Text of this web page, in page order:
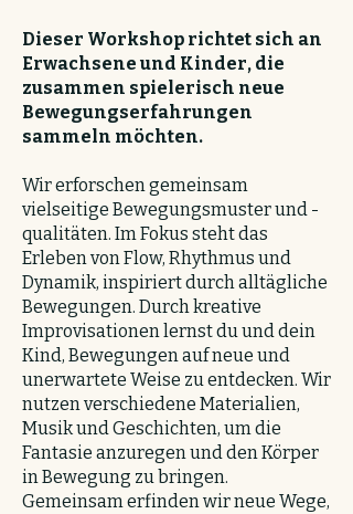
Dieser Workshop richtet sich an
Erwachsene und Kinder, die
zusammen spielerisch neue
Bewegungserfahrungen
sammeln möchten.
Wir erforschen gemeinsam
vielseitige Bewegungsmuster und -
qualitäten. Im Fokus steht das
Erleben von Flow, Rhythmus und
Dynamik, inspiriert durch alltägliche
Bewegungen. Durch kreative
Improvisationen lernst du und dein
Kind, Bewegungen auf neue und
unerwartete Weise zu entdecken. Wir
nutzen verschiedene Materialien,
Musik und Geschichten, um die
Fantasie anzuregen und den Körper
in Bewegung zu bringen.
Gemeinsam erfinden wir neue Wege,